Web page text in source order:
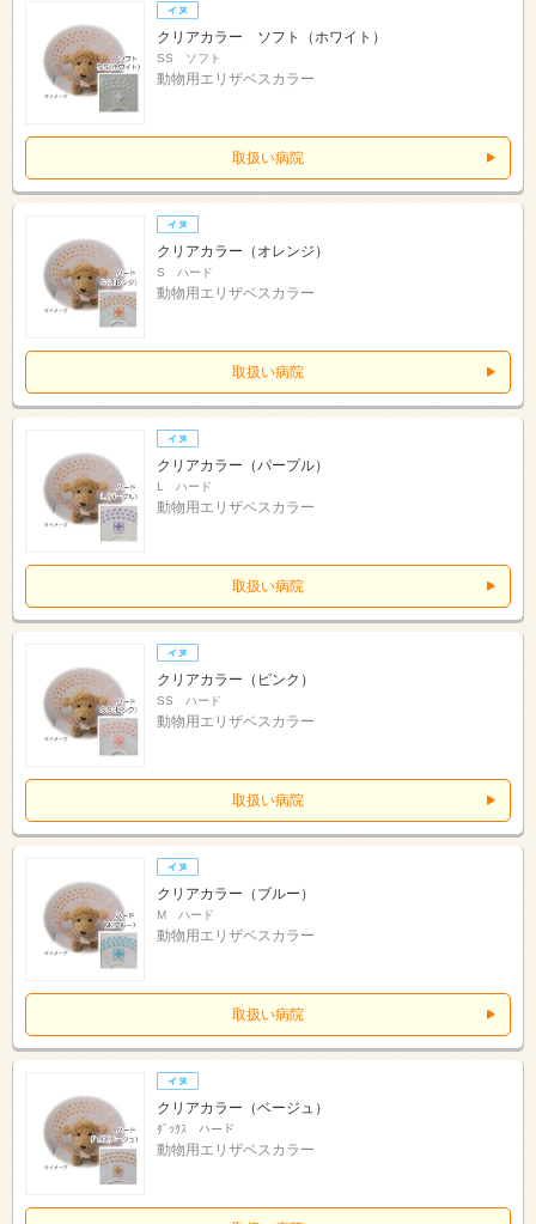
クリアカラー ソフト（ホワイト）
SS ソフト
動物用エリザベスカラー
取扱い病院
クリアカラー（オレンジ）
S ハード
動物用エリザベスカラー
取扱い病院
クリアカラー（パープル）
L ハード
動物用エリザベスカラー
取扱い病院
クリアカラー（ピンク）
SS ハード
動物用エリザベスカラー
取扱い病院
クリアカラー（ブルー）
M ハード
動物用エリザベスカラー
取扱い病院
クリアカラー（ベージュ）
ﾀﾞｯｸｽ ハード
動物用エリザベスカラー